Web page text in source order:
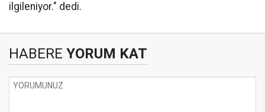
ilgileniyor." dedi.
HABERE YORUM KAT